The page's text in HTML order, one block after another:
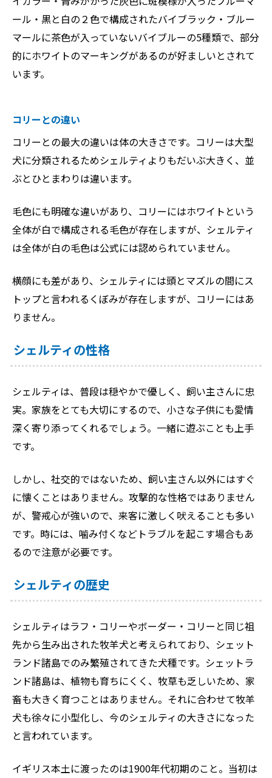
ール・黒と白の２色で構成されたバイブラック・ブルー
マールに茶色が入っていないバイブルーの5種類で、部分
的にホワイトのマーキングがあるのが好ましいとされて
います。
コリーとの違い
コリーとの最大の違いは体の大きさです。コリーは大型
犬に分類されるためシェルティよりもだいぶ大きく、並
ぶとひとまわりは違います。
毛色にも明確な違いがあり、コリーにはホワイトという
全体が白で構成される毛色が存在しますが、シェルティ
は全体が白の毛色は公式には認められていません。
横顔にも差があり、シェルティには頭とマズルの間にス
トップと言われるくぼみが存在しますが、コリーにはあ
りません。
シェルティの性格
シェルティは、普段は穏やかで優しく、飼い主さんに忠
実。家族をとても大切にするので、小さな子供にも愛情
深く寄り添ってくれるでしょう。一緒に遊ぶことも上手
です。
しかし、社交的ではないため、飼い主さん以外にはすぐ
に懐くことはありません。攻撃的な性格ではありません
が、警戒心が強いので、来客に激しく吠えることも多い
です。時には、噛み付くなどトラブルを起こす場合もあ
るので注意が必要です。
シェルティの歴史
シェルティはラフ・コリーやボーダー・コリーと同じ祖
先から生み出された牧羊犬と考えられており、シェット
ランド諸島でのみ繁殖されてきた犬種です。シェットラ
ンド諸島は、植物も育ちにくく、牧草も乏しいため、家
畜も大きく育つことはありません。それに合わせて牧羊
犬も徐々に小型化し、今のシェルティの大きさになった
と言われています。
イギリス本土に渡ったのは1900年代初期のこと。当初は